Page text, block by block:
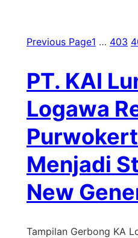
Previous Page1 … 403
PT. KAI
Logawa
Menjadi
New
Tampilan Gerbong KA